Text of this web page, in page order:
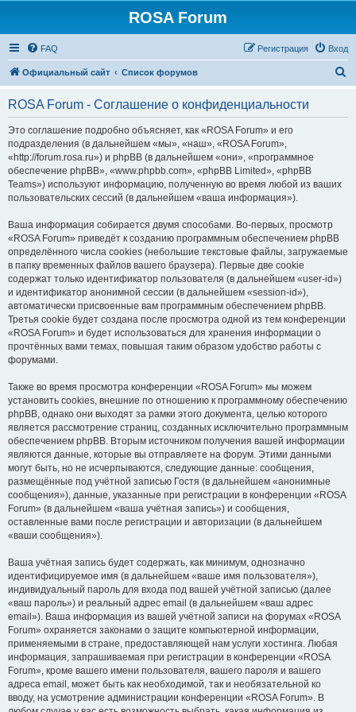
ROSA Forum
FAQ Вход
Регистрация
Официальный сайт Список форумов
ROSA Forum - Соглашение о конфиденциальности
Это соглашение подробно объясняет, как «ROSA Forum» и его
подразделения (в дальнейшем «мы», «наш», «ROSA Forum»,
«http://forum.rosa.ru») и phpBB (в дальнейшем «они», «программное
обеспечение phpBB», «www.phpbb.com», «phpBB Limited», «phpBB
Teams») используют информацию, полученную во время любой из ваших
пользовательских сессий (в дальнейшем «ваша информация»).
Ваша информация собирается двумя способами. Во-первых, просмотр
«ROSA Forum» приведёт к созданию программным обеспечением phpBB
определённого числа cookies (небольшие текстовые файлы, загружаемые
в папку временных файлов вашего браузера). Первые две cookie
содержат только идентификатор пользователя (в дальнейшем «user-id»)
и идентификатор анонимной сессии (в дальнейшем «session-id»),
автоматически присвоенные вам программным обеспечением phpBB.
Третья cookie будет создана после просмотра одной из тем конференции
«ROSA Forum» и будет использоваться для хранения информации о
прочтённых вами темах, повышая таким образом удобство работы с
форумами.
Также во время просмотра конференции «ROSA Forum» мы можем
установить cookies, внешние по отношению к программному обеспечению
phpBB, однако они выходят за рамки этого документа, целью которого
является рассмотрение страниц, созданных исключительно программным
обеспечением phpBB. Вторым источником получения вашей информации
являются данные, которые вы отправляете на форум. Этими данными
могут быть, но не исчерпываются, следующие данные: сообщения,
размещённые под учётной записью Гостя (в дальнейшем «анонимные
сообщения»), данные, указанные при регистрации в конференции «ROSA
Forum» (в дальнейшем «ваша учётная запись») и сообщения,
оставленные вами после регистрации и авторизации (в дальнейшем
«ваши сообщения»).
Ваша учётная запись будет содержать, как минимум, однозначно
идентифицируемое имя (в дальнейшем «ваше имя пользователя»),
индивидуальный пароль для входа под вашей учётной записью (далее
«ваш пароль») и реальный адрес email (в дальнейшем «ваш адрес
email»). Ваша информация из вашей учётной записи на форумах «ROSA
Forum» охраняется законами о защите компьютерной информации,
применяемыми в стране, предоставляющей нам услуги хостинга. Любая
информация, запрашиваемая при регистрации в конференции «ROSA
Forum», кроме вашего имени пользователя, вашего пароля и вашего
адреса email, может быть как необходимой, так и необязательной ко
вводу, на усмотрение администрации конференции «ROSA Forum». В